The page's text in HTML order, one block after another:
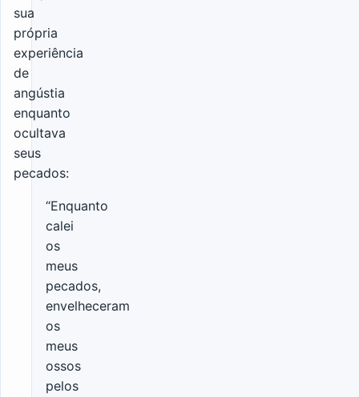
sua
própria
experiência
de
angústia
enquanto
ocultava
seus
pecados:
“Enquanto
calei
os
meus
pecados,
envelheceram
os
meus
ossos
pelos